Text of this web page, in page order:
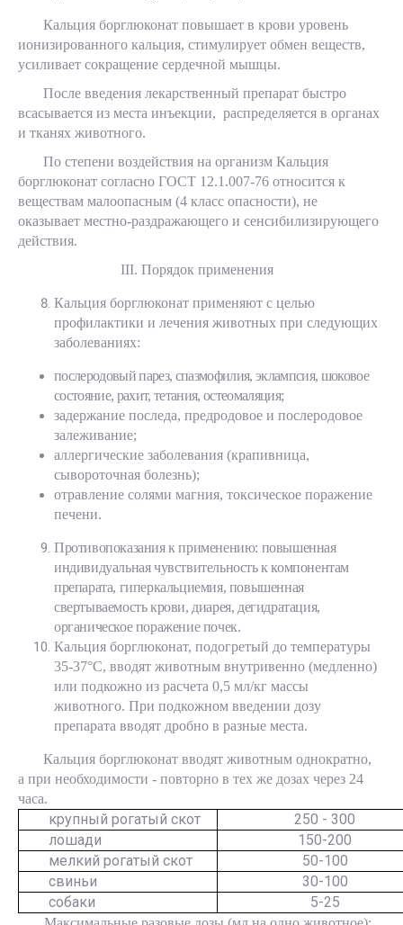
Кальция борглюконат повышает в крови уровень
ионизированного кальция, стимулирует обмен веществ,
усиливает сокращение сердечной мышцы.
После введения лекарственный препарат быстро
всасывается из места инъекции, распределяется в органах
и тканях животного.
По степени воздействия на организм Кальция
борглюконат согласно ГОСТ 12.1.007-76 относится к
веществам малоопасным (4 класс опасности), не
оказывает местно-раздражающего и сенсибилизирующего
действия.
III. Порядок применения
Кальция борглюконат применяют с целью
профилактики и лечения животных при следующих
заболеваниях:
послеродовый парез, спазмофилия, эклампсия, шоковое
состояние, рахит, тетания, остеомаляция;
задержание последа, предродовое и послеродовое
залеживание;
аллергические заболевания (крапивница,
сывороточная болезнь);
отравление солями магния, токсическое поражение
печени.
Противопоказания к применению: повышенная
индивидуальная чувствительность к компонентам
препарата, гиперкальциемия, повышенная
свертываемость крови, диарея, дегидратация,
органическое поражение почек.
Кальция борглюконат, подогретый до температуры
35-37°С, вводят животным внутривенно (медленно)
или подкожно из расчета 0,5 мл/кг массы
животного. При подкожном введении дозу
препарата вводят дробно в разные места.
Кальция борглюконат вводят животным однократно,
а при необходимости - повторно в тех же дозах через 24
часа.
крупный рогатый скот
250 - 300
лошади
150-200
мелкий рогатый скот
50-100
свиньи
30-100
собаки
5-25